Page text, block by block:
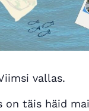
vallas.
on täis häid